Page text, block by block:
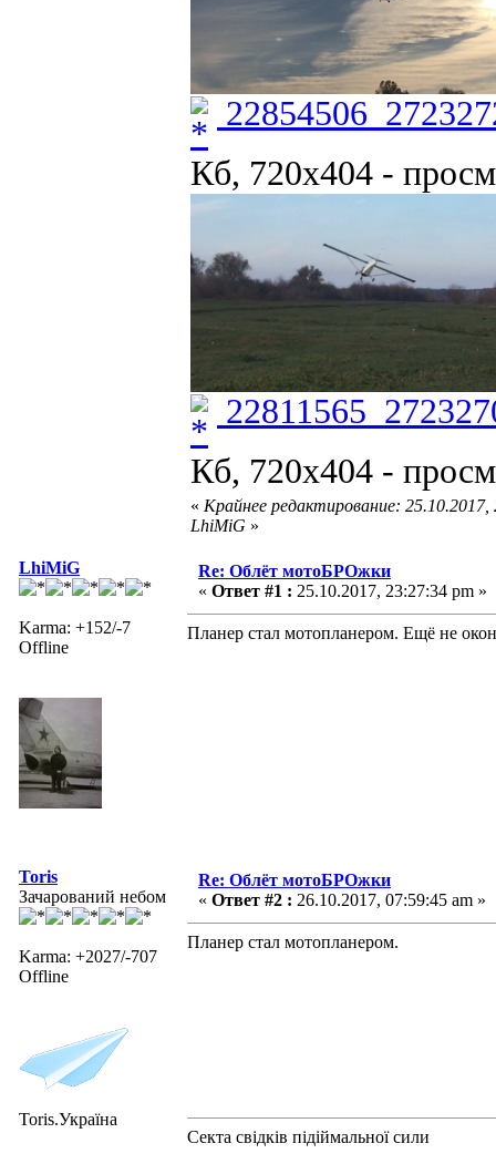
Кб, 720x404 -
Кб, 720x404 -
« Крайнее редактирование:
LhiMiG »
LhiMiG
Karma: +152/-7
Offline
Re: Облёт мотоБРОжки
« Ответ #1 : 25.10.2017, 23:27:34 pm »
Планер стал мотопланером. Ещё не
Toris
Зачарований небом
Karma: +2027/-707
Offline
Toris.Україна
Re: Облёт мотоБРОжки
« Ответ #2 : 26.10.2017, 07:59:45 am »
Планер стал мотопланером.
Секта свідків підіймальної сили